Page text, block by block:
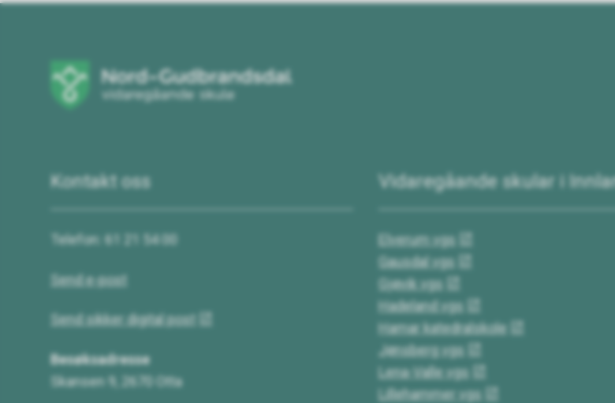
Kontakt oss
Telefon: 61 21 54 00
Send e-post
Send sikker digital post
Besøksadresse
Skansen 9, 2670 Otta
Vidaregåande skular i
Elverum vgs
Gausdal vgs
Gjøvik vgs
Hadeland vgs
Hamar katedralskole
Jønsberg vgs
Lena-Valle vgs
Lillehammer vgs